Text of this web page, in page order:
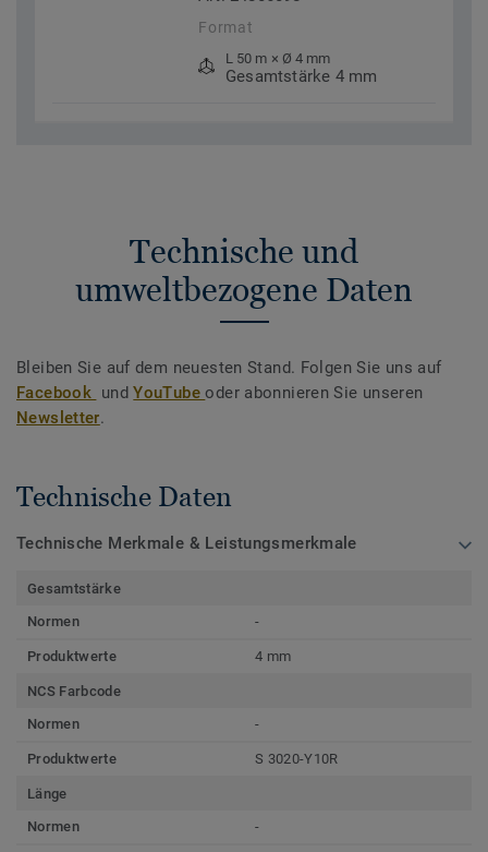
Format
L 50 m × Ø 4 mm
Gesamtstärke 4 mm
Technische und
umweltbezogene Daten
Bleiben Sie auf dem neuesten Stand. Folgen Sie uns auf
Facebook undYouTubeoder abonnieren Sie unseren
Newsletter.
Technische Daten
Technische Merkmale & Leistungsmerkmale
Gesamtstärke
Normen
-
Produktwerte 4 mm
NCS Farbcode
Normen
-
Produktwerte S 3020-Y10R
Länge
Normen
-